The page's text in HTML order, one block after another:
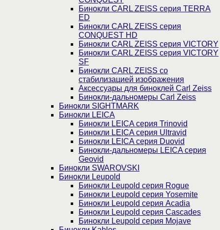
Бинокли CARL ZEISS серия TERRA
ED
Бинокли CARL ZEISS серия
CONQUEST HD
Бинокли CARL ZEISS серия VICTORY
Бинокли CARL ZEISS серия VICTORY
SF
Бинокли CARL ZEISS со
стабилизацией изображения
Аксессуары для биноклей Carl Zeiss
Бинокли-дальномеры Carl Zeiss
Бинокли SIGHTMARK
Бинокли LEICA
Бинокли LEICA серия Trinovid
Бинокли LEICA серия Ultravid
Бинокли LEICA серия Duovid
Бинокли-дальномеры LEICA серия
Geovid
Бинокли SWAROVSKI
Бинокли Leupold
Бинокли Leupold серия Rogue
Бинокли Leupold серия Yosemite
Бинокли Leupold серия Acadia
Бинокли Leupold серия Cascades
Бинокли Leupold серия Mojave